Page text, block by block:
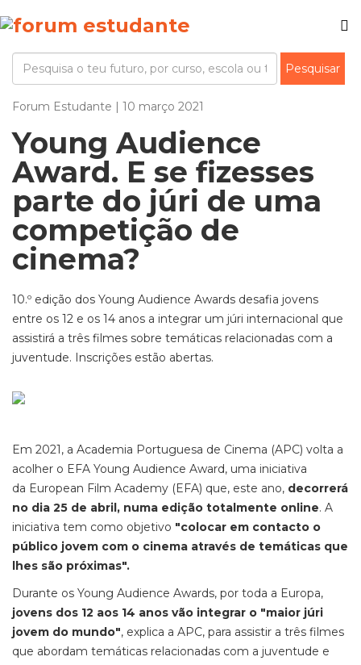
Forum Estudante | 10 março 2021
Young Audience
Award. E se fizesses
parte do júri de uma
competição de
cinema?
10.º edição dos Young Audience Awards desafia jovens
entre os 12 e os 14 anos a integrar um júri internacional que
assistirá a três filmes sobre temáticas relacionadas com a
juventude. Inscrições estão abertas.
Em 2021, a Academia Portuguesa de Cinema (APC) volta a
acolher o EFA Young Audience Award, uma iniciativa
da European Film Academy (EFA) que, este ano, decorrerá
no dia 25 de abril, numa edição totalmente online. A
iniciativa tem como objetivo "colocar em contacto o
público jovem com o cinema através de temáticas que
lhes são próximas".
Durante os Young Audience Awards, por toda a Europa,
jovens dos 12 aos 14 anos vão integrar o "maior júri
jovem do mundo", explica a APC, para assistir a três filmes
que abordam temáticas relacionadas com a juventude e